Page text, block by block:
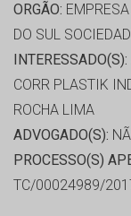
ORGÃO:
DO SUL
INTERESSADO(S):
CORR PLASTIK
ROCHA LIMA
ADVOGADO(S):
PROCESSO(S)
TC/00024989/